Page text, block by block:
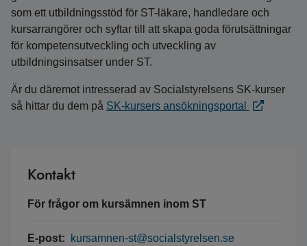
som ett utbildningsstöd för ST-läkare, handledare och
kursarrangörer och syftar till att skapa goda förutsättningar
för kompetensutveckling och utveckling av
utbildningsinsatser under ST.
Är du däremot intresserad av Socialstyrelsens SK-kurser
så hittar du dem på SK-kursers ansökningsportal
Kontakt
För frågor om kursämnen inom ST
E-post: kursamnen-st@socialstyrelsen.se